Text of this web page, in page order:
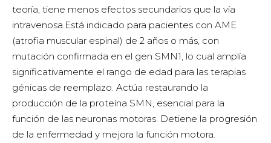
teoría, tiene menos efectos secundarios que la vía
intravenosa.Está indicado para pacientes con AME
(atrofia muscular espinal) de 2 años o más, con
mutación confirmada en el gen SMN1, lo cual amplía
significativamente el rango de edad para las terapias
génicas de reemplazo. Actúa restaurando la
producción de la proteína SMN, esencial para la
función de las neuronas motoras. Detiene la progresión
de la enfermedad y mejora la función motora.